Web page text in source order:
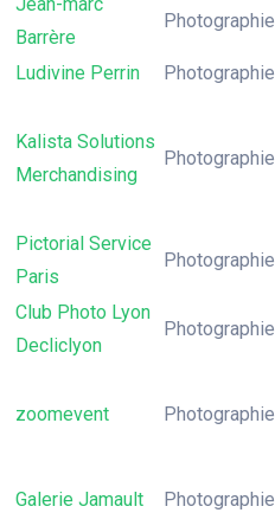
Barrère
Photographie
Ludivine Perrin
Photographie
Kalista Solutions
Merchandising
Photographie
Pictorial Service
Paris
Photographie
Club Photo Lyon
Decliclyon
Photographie
zoomevent Photographie
Galerie Jamault Photographie